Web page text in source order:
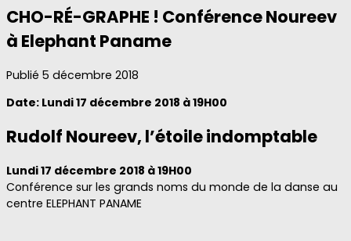
CHO-RÉ-GRAPHE ! Conférence Noureev
à Elephant Paname
Publié 5 décembre 2018
Date: Lundi 17 décembre 2018 à 19H00
Rudolf Noureev, l’étoile indomptable
Lundi 17 décembre 2018 à 19H00
Conférence sur les grands noms du monde de la danse au
centre ELEPHANT PANAME